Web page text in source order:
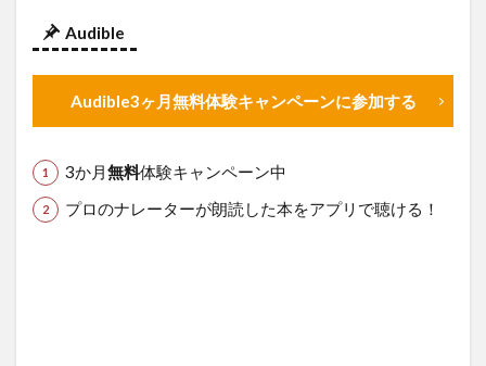
Audible
Audible3ヶ月無料体験キャンペーンに参加する
3か月無料体験キャンペーン中
プロのナレーターが朗読した本をアプリで聴ける！